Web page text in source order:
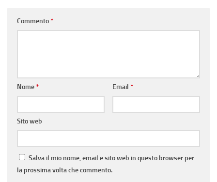
Commento*
Nome* Email *
Sito web
Salva il mio nome, email e sito web in questo browser per
la prossima volta che commento.